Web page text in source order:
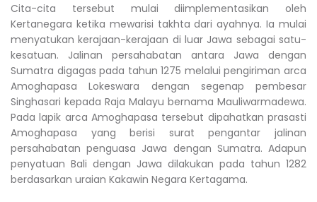
Cita-cita tersebut mulai diimplementasikan oleh
Kertanegara ketika mewarisi takhta dari ayahnya. Ia mulai
menyatukan kerajaan-kerajaan di luar Jawa sebagai satu-
kesatuan. Jalinan persahabatan antara Jawa dengan
Sumatra digagas pada tahun 1275 melalui pengiriman arca
Amoghapasa Lokeswara dengan segenap pembesar
Singhasari kepada Raja Malayu bernama Mauliwarmadewa.
Pada lapik arca Amoghapasa tersebut dipahatkan prasasti
Amoghapasa yang berisi surat pengantar jalinan
persahabatan penguasa Jawa dengan Sumatra. Adapun
penyatuan Bali dengan Jawa dilakukan pada tahun 1282
berdasarkan uraian Kakawin Negara Kertagama.